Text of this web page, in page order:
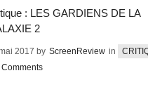
: LES GARDIENS DE LA
2
2017 by ScreenReview in
Comments